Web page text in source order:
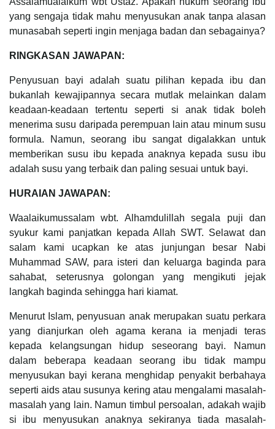
yang sengaja tidak mahu menyusukan anak tanpa alasan
munasabah seperti ingin menjaga badan dan sebagainya?
RINGKASAN JAWAPAN:
Penyusuan bayi adalah suatu pilihan kepada ibu dan
bukanlah kewajipannya secara mutlak melainkan dalam
keadaan-keadaan tertentu seperti si anak tidak boleh
menerima susu daripada perempuan lain atau minum susu
formula. Namun, seorang ibu sangat digalakkan untuk
memberikan susu ibu kepada anaknya kepada susu ibu
adalah susu yang terbaik dan paling sesuai untuk bayi.
HURAIAN JAWAPAN:
Waalaikumussalam wbt. Alhamdulillah segala puji dan
syukur kami panjatkan kepada Allah SWT. Selawat dan
salam kami ucapkan ke atas junjungan besar Nabi
Muhammad SAW, para isteri dan keluarga baginda para
sahabat, seterusnya golongan yang mengikuti jejak
langkah baginda sehingga hari kiamat.
Menurut Islam, penyusuan anak merupakan suatu perkara
yang dianjurkan oleh agama kerana ia menjadi teras
kepada kelangsungan hidup seseorang bayi. Namun
dalam beberapa keadaan seorang ibu tidak mampu
menyusukan bayi kerana menghidap penyakit berbahaya
seperti aids atau susunya kering atau mengalami masalah-
masalah yang lain. Namun timbul persoalan, adakah wajib
si ibu menyusukan anaknya sekiranya tiada masalah-